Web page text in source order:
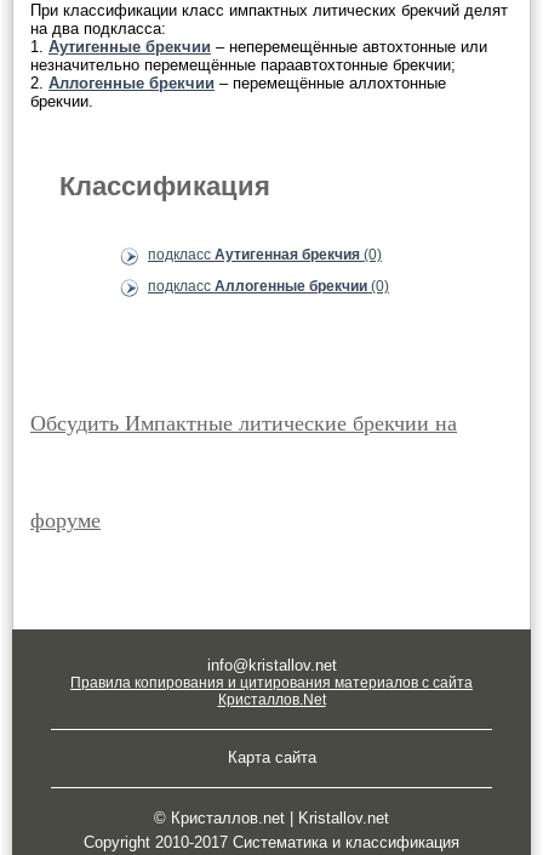
При классификации класс импактных литических брекчий делят
на два подкласса:
1. Аутигенные брекчии – неперемещённые автохтонные или
незначительно перемещённые параавтохтонные брекчии;
2. Аллогенные брекчии – перемещённые аллохтонные
брекчии.
Классификация
подкласс Аутигенная брекчия (0)
подкласс Аллогенные брекчии (0)
Обсудить Импактные литические брекчии на
форуме
info@kristallov.net
Правила копирования и цитирования материалов с сайта
Кристаллов.Net
Карта сайта
© Кристаллов.net | Kristallov.net
Copyright 2010-2017 Систематика и классификация